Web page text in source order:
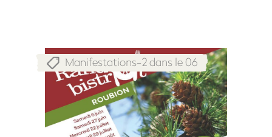
Manifestations-2 dans le 06